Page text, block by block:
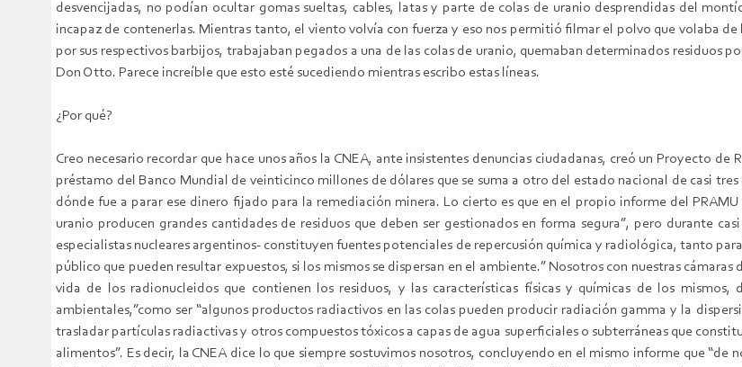
desvencijadas, no podían ocultar gomas sueltas, cables, latas y parte de colas de uranio desprendidas del
incapaz de contenerlas. Mientras tanto, el viento volvía con fuerza y eso nos permitió filmar el polvo que volaba
por sus respectivos barbijos, trabajaban pegados a una de las colas de uranio, quemaban determinados residuos
Don Otto. Parece increíble que esto esté sucediendo mientras escribo estas líneas.
¿Por qué?
Creo necesario recordar que hace unos años la CNEA, ante insistentes denuncias ciudadanas, creó un Proyecto
préstamo del Banco Mundial de veinticinco millones de dólares que se suma a otro del estado nacional de casi
dónde fue a parar ese dinero fijado para la remediación minera. Lo cierto es que en el propio informe del
uranio producen grandes cantidades de residuos que deben ser gestionados en forma segura”, pero durante
especialistas nucleares argentinos- constituyen fuentes potenciales de repercusión química y radiológica, tanto
público que pueden resultar expuestos, si los mismos se dispersan en el ambiente.” Nosotros con nuestras
vida de los radionucleidos que contienen los residuos, y las características físicas y químicas de los mismos,
ambientales,”como ser “algunos productos radiactivos en las colas pueden producir radiación gamma y la
trasladar partículas radiactivas y otros compuestos tóxicos a capas de agua superficiales o subterráneas que
alimentos”. Es decir, la CNEA dice lo que siempre sostuvimos nosotros, concluyendo en el mismo informe que